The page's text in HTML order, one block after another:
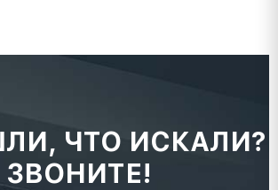
ЧТО ИСКАЛИ?
ЗВОНИТЕ!